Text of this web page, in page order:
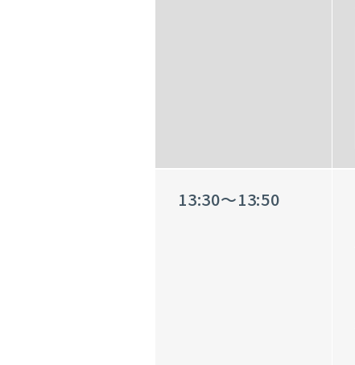
13:30～13:50